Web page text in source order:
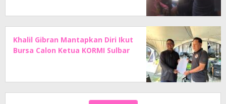
Khalil Gibran Mantapkan Diri Ikut
Bursa Calon Ketua KORMI Sulbar